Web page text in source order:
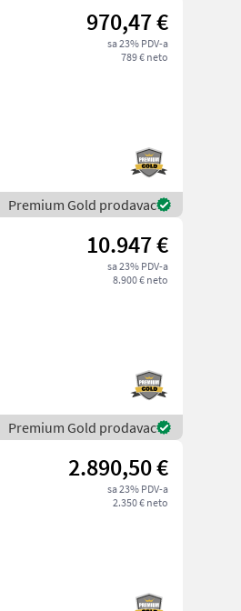
970,47 €
sa 23% PDV-a
789 € neto
Premium Gold prodavac
10.947 €
sa 23% PDV-a
8.900 € neto
Premium Gold prodavac
2.890,50 €
sa 23% PDV-a
2.350 € neto